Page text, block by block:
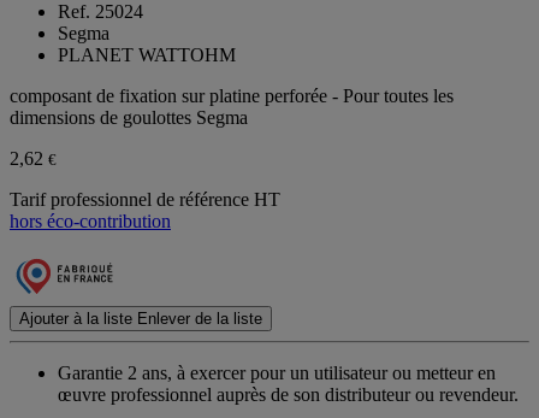
Ref. 25024
Segma
PLANET WATTOHM
composant de fixation sur platine perforée - Pour toutes les
dimensions de goulottes Segma
2,62 €
Tarif professionnel de référence HT
hors éco-contribution
Ajouter à la liste Enlever de la liste
Garantie 2 ans, à exercer pour un utilisateur ou metteur en
œuvre professionnel auprès de son distributeur ou revendeur.